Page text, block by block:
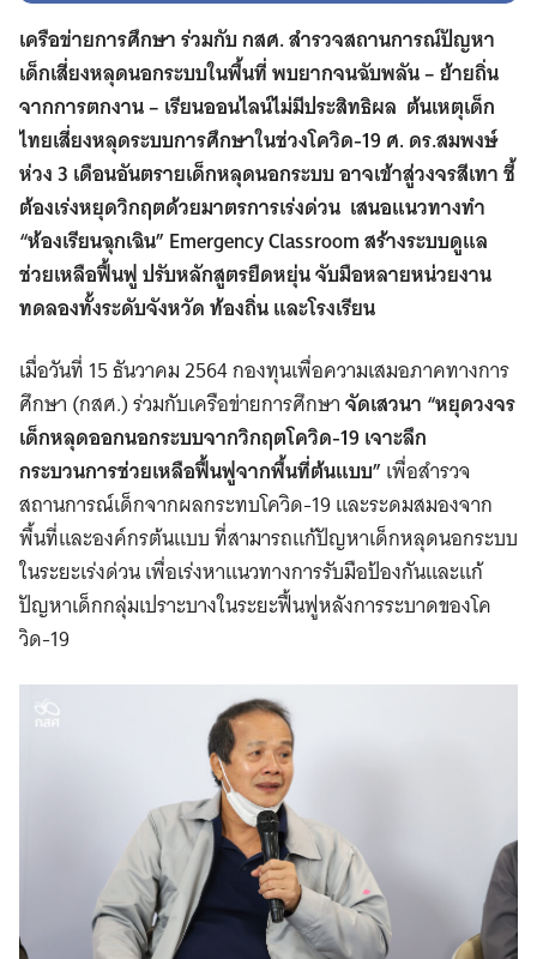
เครือข่ายการศึกษา ร่วมกับ กสศ. สำรวจสถานการณ์ปัญหา
เด็กเสี่ยงหลุดนอกระบบในพื้นที่ พบยากจนฉับพลัน – ย้ายถิ่น
จากการตกงาน – เรียนออนไลน์ไม่มีประสิทธิผล ต้นเหตุเด็ก
ไทยเสี่ยงหลุดระบบการศึกษาในช่วงโควิด-19 ศ. ดร.สมพงษ์
ห่วง 3 เดือนอันตรายเด็กหลุดนอกระบบ อาจเข้าสู่วงจรสีเทา ชี้
ต้องเร่งหยุดวิกฤตด้วยมาตรการเร่งด่วน เสนอแนวทางทำ
“ห้องเรียนฉุกเฉิน” Emergency Classroom สร้างระบบดูแล
ช่วยเหลือฟื้นฟู ปรับหลักสูตรยืดหยุ่น จับมือหลายหน่วยงาน
ทดลองทั้งระดับจังหวัด ท้องถิ่น และโรงเรียน
เมื่อวันที่ 15 ธันวาคม 2564 กองทุนเพื่อความเสมอภาคทางการ
ศึกษา (กสศ.) ร่วมกับเครือข่ายการศึกษาจัดเสวนา “หยุดวงจร
เด็กหลุดออกนอกระบบจากวิกฤตโควิด-19 เจาะลึก
กระบวนการช่วยเหลือฟื้นฟูจากพื้นที่ต้นแบบ” เพื่อสำรวจ
สถานการณ์เด็กจากผลกระทบโควิด-19 และระดมสมองจาก
พื้นที่และองค์กรต้นแบบ ที่สามารถแก้ปัญหาเด็กหลุดนอกระบบ
ในระยะเร่งด่วน เพื่อเร่งหาแนวทางการรับมือป้องกันและแก้
ปัญหาเด็กกลุ่มเปราะบางในระยะฟื้นฟูหลังการระบาดของโค
วิด-19